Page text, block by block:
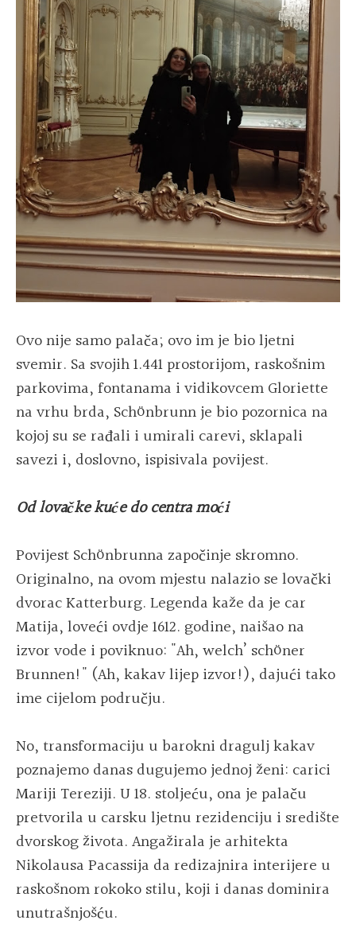
Ovo nije samo palača; ovo im je bio ljetni
svemir. Sa svojih 1.441 prostorijom, raskošnim
parkovima, fontanama i vidikovcem Gloriette
na vrhu brda, Schönbrunn je bio pozornica na
kojoj su se rađali i umirali carevi, sklapali
savezi i, doslovno, ispisivala povijest.
Od lovačke kuće do centra moći
Povijest Schönbrunna započinje skromno.
Originalno, na ovom mjestu nalazio se lovački
dvorac Katterburg. Legenda kaže da je car
Matija, loveći ovdje 1612. godine, naišao na
izvor vode i poviknuo: "Ah, welch’ schöner
Brunnen!" (Ah, kakav lijep izvor!), dajući tako
ime cijelom području.
No, transformaciju u barokni dragulj kakav
poznajemo danas dugujemo jednoj ženi: carici
Mariji Tereziji. U 18. stoljeću, ona je palaču
pretvorila u carsku ljetnu rezidenciju i središte
dvorskog života. Angažirala je arhitekta
Nikolausa Pacassija da redizajnira interijere u
raskošnom rokoko stilu, koji i danas dominira
unutrašnjošću.